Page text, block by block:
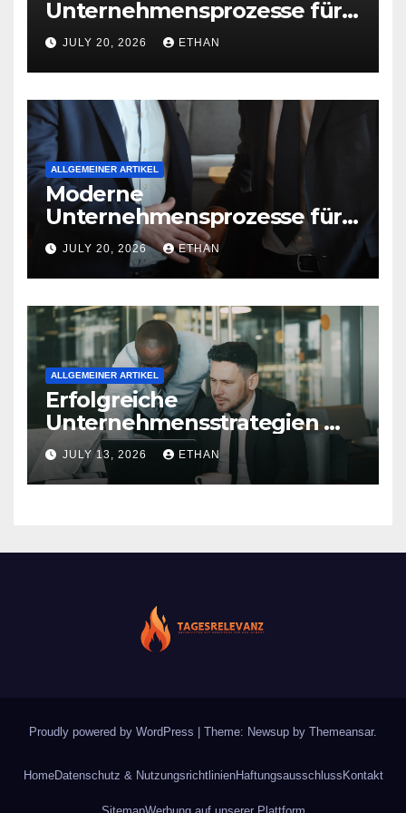
Unternehmensprozesse für
nachhaltige
Betriebsentwicklung
JULY 20, 2026 ETHAN
ALLGEMEINER ARTIKEL
Moderne
Unternehmensprozesse für
nachhaltige
Strukturentwicklung
JULY 20, 2026 ETHAN
ALLGEMEINER ARTIKEL
Erfolgreiche
Unternehmensstrategien mit
nachhaltiger Wirkung
JULY 13, 2026 ETHAN
Proudly powered by WordPress Theme: Newsup by Themeansar.
HomeDatenschutz & NutzungsrichtlinienHaftungsausschluss Kontakt